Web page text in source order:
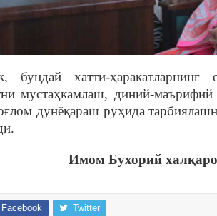
бундай хатти-
мустаҳкамлаш, диний-
дунёқараш руҳида
Имом Бухорий
Facebook Twitter